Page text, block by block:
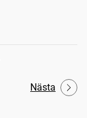
Nästa